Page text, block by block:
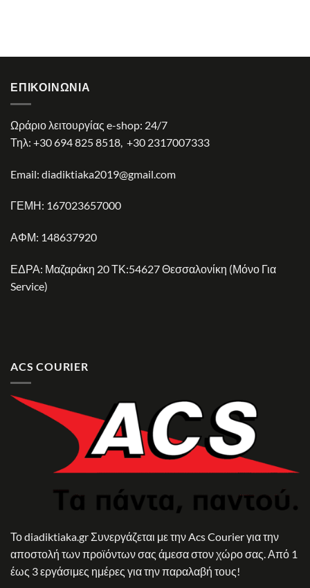
ΕΠΙΚΟΙΝΩΝΊΑ
Ωράριο λειτουργίας e-shop: 24/7
Τηλ: +30 694 825 8518, +30 2317007333
Email: diadiktiaka2019@gmail.com
ΓΕΜΗ: 167023657000
ΑΦΜ: 148637920
ΕΔΡΑ: Μαζαράκη 20 ΤΚ:54627 Θεσσαλονίκη (Μόνο Για
Service)
ACS COURIER
Το diadiktiaka.gr Συνεργάζεται με την Acs Courier για την
αποστολή των προϊόντων σας άμεσα στον χώρο σας. Από 1
έως 3 εργάσιμες ημέρες για την παραλαβή τους!